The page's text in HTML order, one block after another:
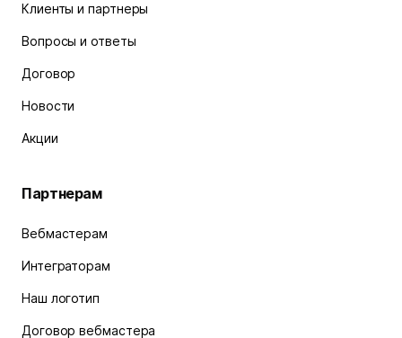
Клиенты и партнеры
Вопросы и ответы
Договор
Новости
Акции
Партнерам
Вебмастерам
Интеграторам
Наш логотип
Договор вебмастера